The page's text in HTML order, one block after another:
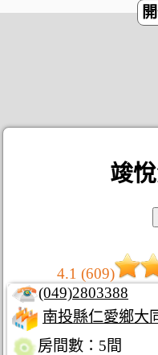
竣
4.1 (609)
(049)2803388
南投縣仁愛鄉大
房間數：5間